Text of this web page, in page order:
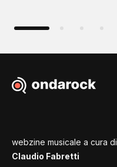
webzine musicale a cura di
Claudio Fabretti